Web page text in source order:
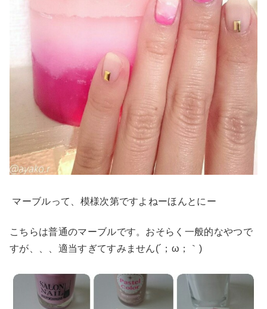
マーブルって、模様次第ですよねーほんとにー
こちらは普通のマーブルです。おそらく一般的なやつで
すが、、、適当すぎてすみません(´；ω；｀)